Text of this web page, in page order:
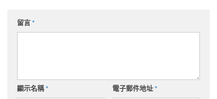
留言*
顯示名稱* 電子郵件地址*